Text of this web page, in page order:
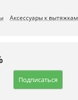
Аксессуары к вытяжкам
Подписаться